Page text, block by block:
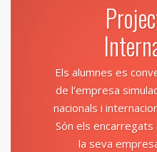
Els alumnes es
de l’empresa
nacionals i
Són els encarregats
la seva